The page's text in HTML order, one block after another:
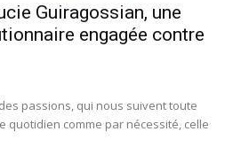
Guiragossian, une
engagée contre
passions, qui nous suivent toute
quotidien comme par nécessité, celle